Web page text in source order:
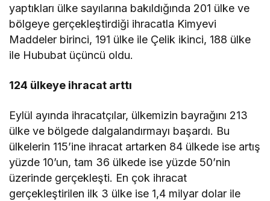
yaptıkları ülke sayılarına bakıldığında 201 ülke ve
bölgeye gerçekleştirdiği ihracatla Kimyevi
Maddeler birinci, 191 ülke ile Çelik ikinci, 188 ülke
ile Hububat üçüncü oldu.
124 ülkeye ihracat arttı
Eylül ayında ihracatçılar, ülkemizin bayrağını 213
ülke ve bölgede dalgalandırmayı başardı. Bu
ülkelerin 115’ine ihracat artarken 84 ülkede ise artış
yüzde 10’un, tam 36 ülkede ise yüzde 50’nin
üzerinde gerçekleşti. En çok ihracat
gerçekleştirilen ilk 3 ülke ise 1,4 milyar dolar ile